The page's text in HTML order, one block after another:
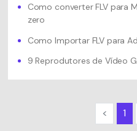
Como converter FLV para
zero
Como Importar FLV para
9 Reprodutores de Vídeo
< 1